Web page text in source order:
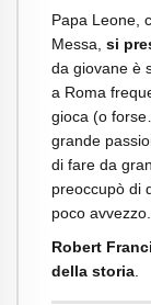
Papa Leone,
Messa, si
da giovane è
a Roma
gioca (o
grande
di fare da
preoccupò di
poco avvezzo.
Robert
della storia